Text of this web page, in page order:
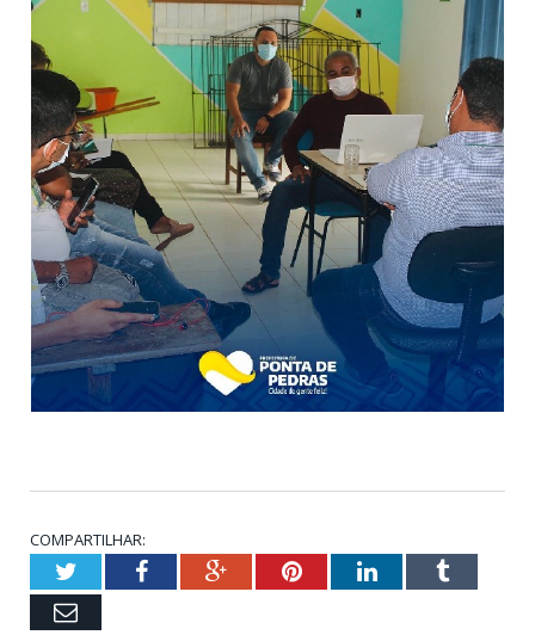
COMPARTILHAR:
TwitterFacebookGoogle+PinterestLinkedInTumblr
Email